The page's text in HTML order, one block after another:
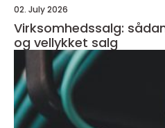
02. July 2026
Virksomhedssalg:
og vellykket salg